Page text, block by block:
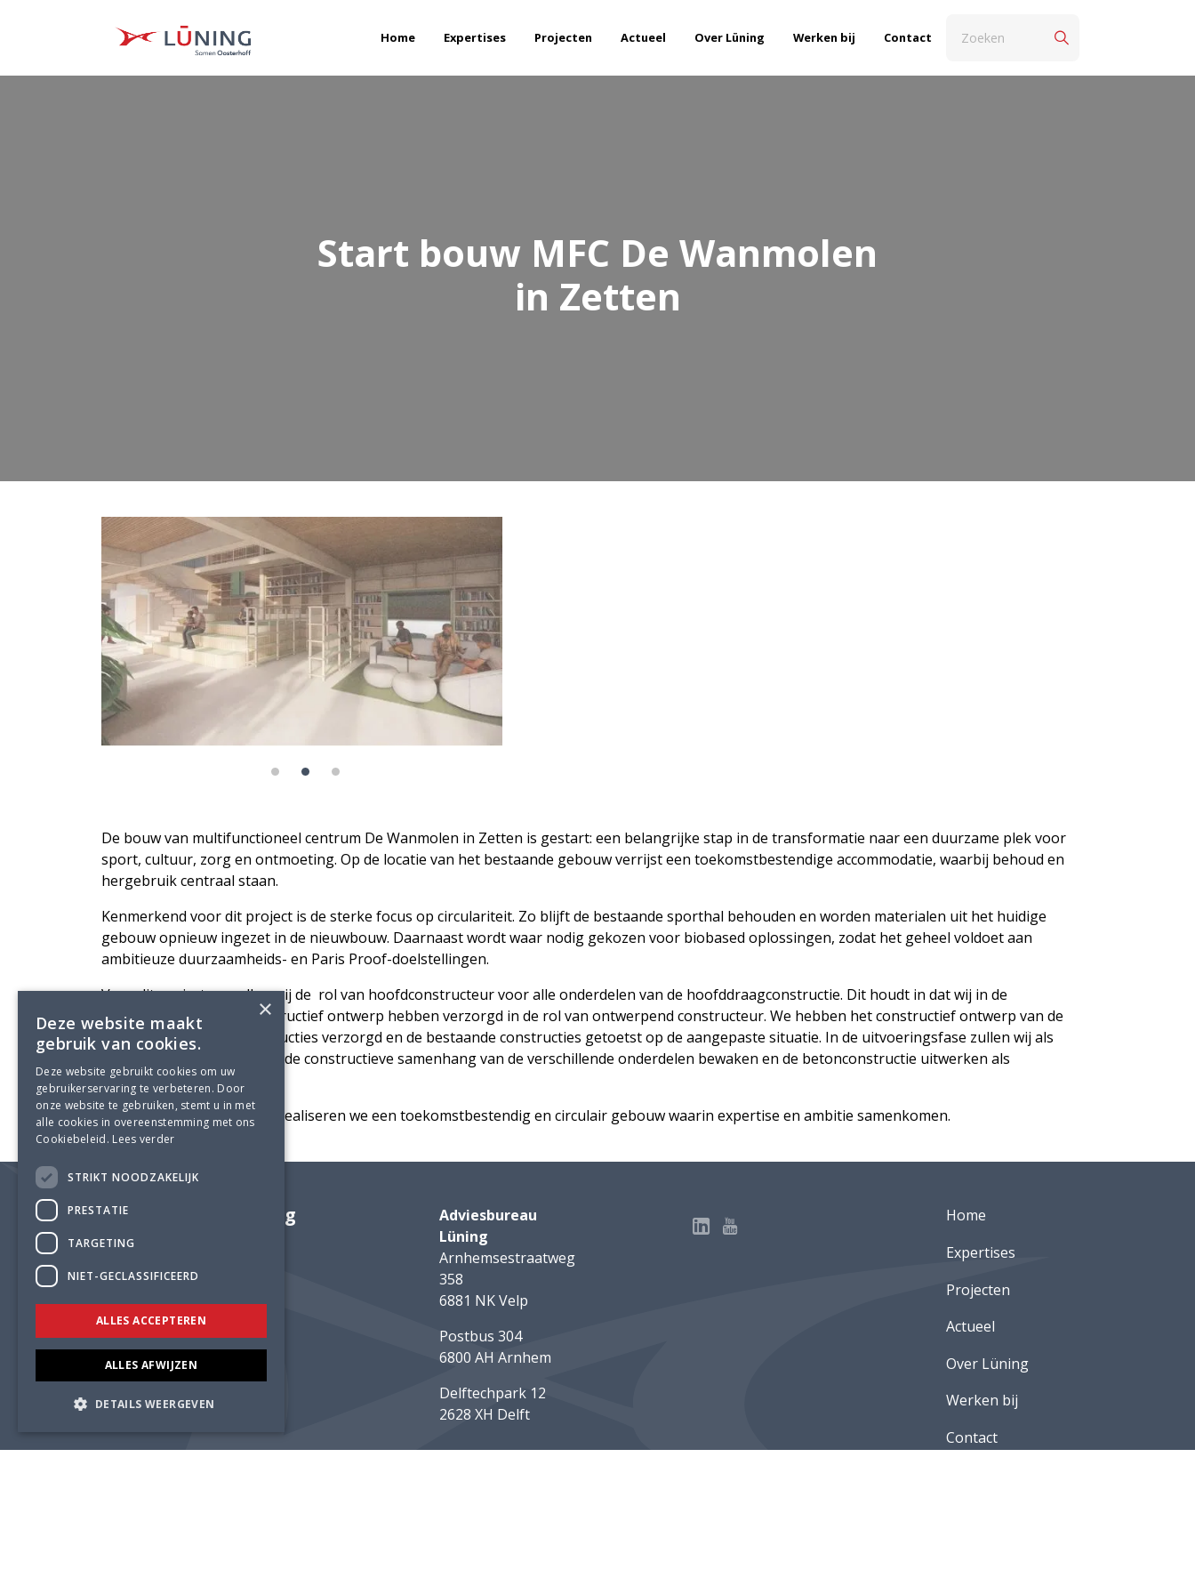
Home Expertises Projecten Actueel Over Lüning Werken bij Contact
Start bouw MFC De Wanmolen
in Zetten
De bouw van multifunctioneel centrum De Wanmolen in Zetten is gestart: een belangrijke stap in de transformatie naar een duurzame plek voor
sport, cultuur, zorg en ontmoeting. Op de locatie van het bestaande gebouw verrijst een toekomstbestendige accommodatie, waarbij behoud en
hergebruik centraal staan.
Kenmerkend voor dit project is de sterke focus op circulariteit. Zo blijft de bestaande sporthal behouden en worden materialen uit het huidige
gebouw opnieuw ingezet in de nieuwbouw. Daarnaast wordt waar nodig gekozen voor biobased oplossingen, zodat het geheel voldoet aan
ambitieuze duurzaamheids- en Paris Proof-doelstellingen.
Voor dit project vervullen wij de rol van hoofdconstructeur voor alle onderdelen van de hoofddraagconstructie. Dit houdt in dat wij in de
ontwerpfase van het constructief ontwerp hebben verzorgd in de rol van ontwerpend constructeur. We hebben het constructief ontwerp van de
hout, staal en betonconstructies verzorgd en de bestaande constructies getoetst op de aangepaste situatie. In de uitvoeringsfase zullen wij als
coördinerend constructeur de constructieve samenhang van de verschillende onderdelen bewaken en de betonconstructie uitwerken als
deelconstructeur.
Samen met onze partners realiseren we een toekomstbestendig en circulair gebouw waarin expertise en ambitie samenkomen.
Adviesbureau Lüning
Adviesbureau
Lüning
Arnhemsestraatweg
358
6881 NK Velp
Postbus 304
6800 AH Arnhem
Delftechpark 12
2628 XH Delft
Home
Expertises
Projecten
Actueel
Over Lüning
Werken bij
Contact
×
Deze website maakt
gebruik van cookies.
Deze website gebruikt cookies om uw
gebruikerservaring te verbeteren. Door
onze website te gebruiken, stemt u in met
alle cookies in overeenstemming met ons
Cookiebeleid. Lees verder
STRIKT NOODZAKELIJK
PRESTATIE
TARGETING
NIET-GECLASSIFICEERD
ALLES ACCEPTEREN
ALLES AFWIJZEN
DETAILS WEERGEVEN